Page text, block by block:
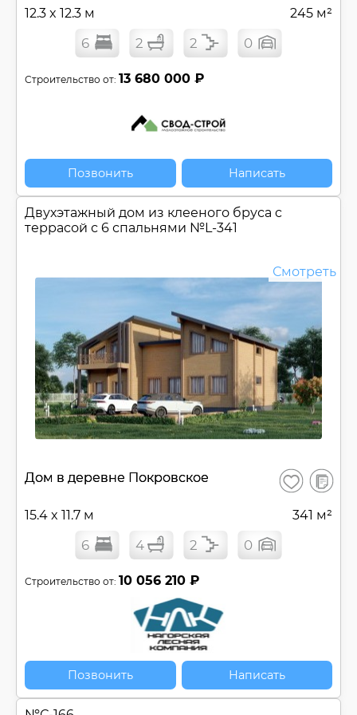
12.3 x 12.3 м 245 м²
6 2 2 0
Строительство от: 13 680 000 ₽
Позвонить Написать
Двухэтажный дом из клееного бруса c
террасой с 6 спальнями №L-341
Смотреть
Дом в деревне Покровское Сохранить
В
15.4 x 11.7 м 341 м²
6 4 2 0
Строительство от: 10 056 210 ₽
Позвонить Написать